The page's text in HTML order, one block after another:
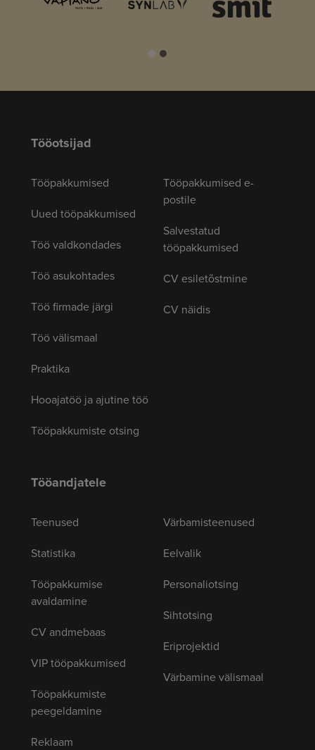
Tööotsijad
Tööpakkumised
Uued tööpakkumised
Töö valdkondades
Töö asukohtades
Töö firmade järgi
Töö välismaal
Praktika
Hooajatöö ja ajutine töö
Tööpakkumiste otsing
Tööpakkumised e-
postile
Salvestatud
tööpakkumised
CV esiletõstmine
CV näidis
Tööandjatele
Teenused
Statistika
Tööpakkumise
avaldamine
CV andmebaas
VIP tööpakkumised
Tööpakkumiste
peegeldamine
Reklaam
Värbamisteenused
Eelvalik
Personaliotsing
Sihtotsing
Eriprojektid
Värbamine välismaal